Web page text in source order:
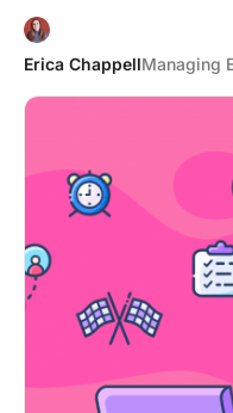
Erica ChappellManaging